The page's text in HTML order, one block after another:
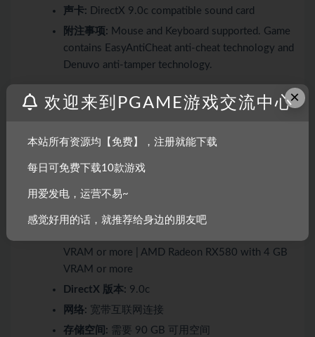
声卡: DirectX 9.0c compatible sound card
附注事项: Mouse and Keyboard supported. Game
contains EasyAntiCheat anti-cheat technology and
Denuvo anti-tamper technology.
推荐配置:
操作系统: Windows 10, Windows 11 (64-bit
or equivalent
内存:8 GB RAM
VRAM or more | AMD Radeon RX580 with 4 GB
VRAM or more
DirectX 版本: 9.0c
网络: 宽带互联网连接
存储空间: 需要 90 GB 可用空间
×
欢迎来到PGAME游戏交流中心
本站所有资源均【免费】，注册就能下载
每日可免费下载10款游戏
用爱发电，运营不易~
感觉好用的话，就推荐给身边的朋友吧